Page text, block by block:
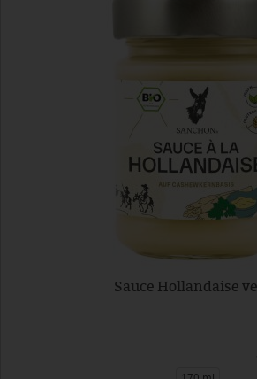
Sauce Hollandaise